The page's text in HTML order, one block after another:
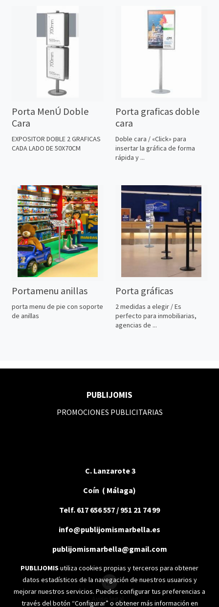
Porta MenÚ Doble
Cara
EXPOSITOR DOBLE 2 GRAFICAS
CADA LADO DE 50X70CM
Porta graficas doble
cara
Doble cara / «Click» para
insertar la gráfica de forma
rápida y ...
Portamenu anillas
porta menu de pie con soporte
de anillas
Porta gráficas
2 medidas a elegir / Es
perfecto para inmobiliarias,
agencias de ...
PUBLIJOMIS
PROMOCIONES PUBLICITARIAS
C. Lanzarote 3
Coín ( Málaga)
Telf. 617 656 557 / 951 21 74 99
info@publijomismarbella.es
publijomismarbella@gmail.com
Aviso legal
PUBLIJOMIS utiliza cookies propias y terceros para obtener
datos estadísticos de la navegación de nuestros usuarios y
mejorar nuestros servicios. Puedes configurar tus preferencias a
través del botón “Configurar” o obtener más información en